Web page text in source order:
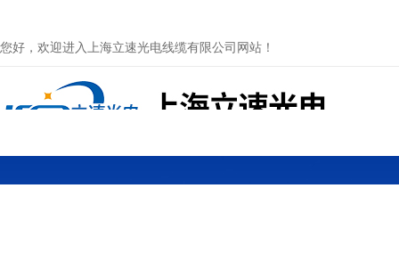
您好，欢迎进入上海立速光电线缆有限公司网站！